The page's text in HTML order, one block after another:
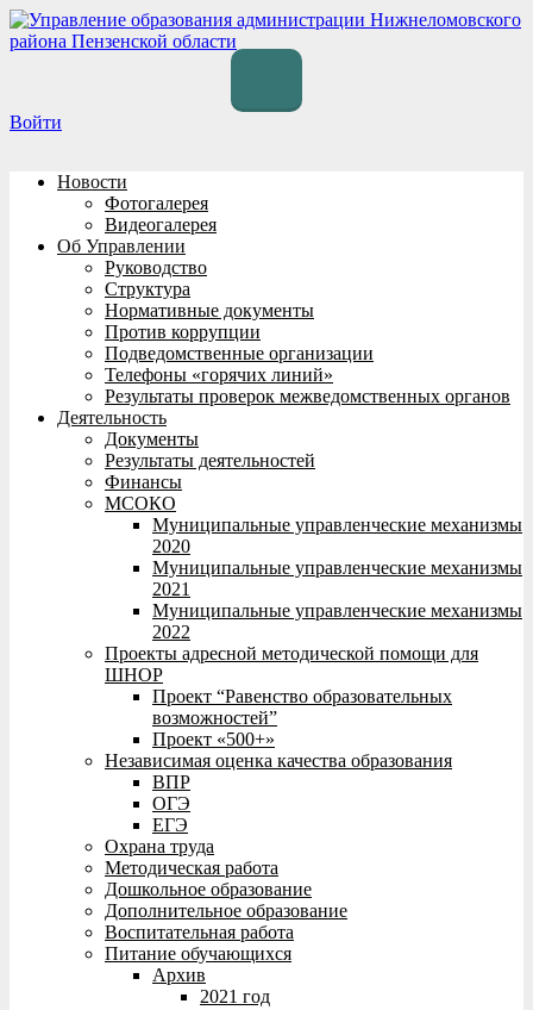
Перейти
к
Войти
Новости
Фотогалерея
Видеогалерея
Об Управлении
Руководство
Структура
Нормативные документы
Против коррупции
Подведомственные организации
Телефоны «горячих линий»
Результаты проверок межведомственных органов
Деятельность
Документы
Результаты деятельностей
Финансы
МСОКО
Муниципальные управленческие механизмы
2020
Муниципальные управленческие механизмы
2021
Муниципальные управленческие механизмы
2022
Проекты адресной методической помощи для
ШНОР
Проект “Равенство образовательных
возможностей”
Проект «500+»
Независимая оценка качества образования
ВПР
ОГЭ
ЕГЭ
Охрана труда
Методическая работа
Дошкольное образование
Дополнительное образование
Воспитательная работа
Питание обучающихся
Архив
2021 год